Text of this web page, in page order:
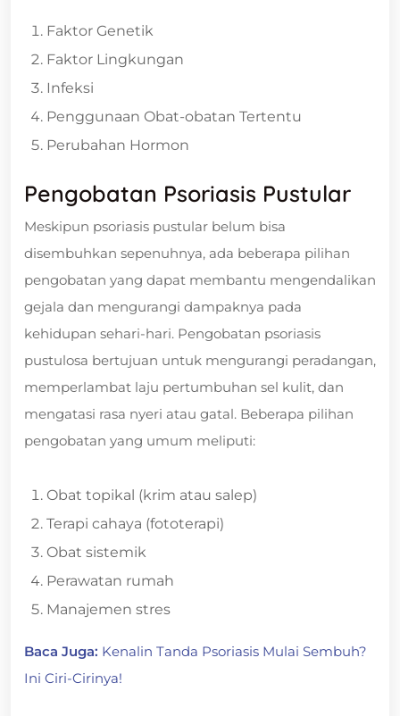
Faktor Genetik
Faktor Lingkungan
Infeksi
Penggunaan Obat-obatan Tertentu
Perubahan Hormon
Pengobatan Psoriasis Pustular
Meskipun psoriasis pustular belum bisa
disembuhkan sepenuhnya, ada beberapa pilihan
pengobatan yang dapat membantu mengendalikan
gejala dan mengurangi dampaknya pada
kehidupan sehari-hari. Pengobatan psoriasis
pustulosa bertujuan untuk mengurangi peradangan,
memperlambat laju pertumbuhan sel kulit, dan
mengatasi rasa nyeri atau gatal. Beberapa pilihan
pengobatan yang umum meliputi:
Obat topikal (krim atau salep)
Terapi cahaya (fototerapi)
Obat sistemik
Perawatan rumah
Manajemen stres
Baca Juga: Kenalin Tanda Psoriasis Mulai Sembuh?
Ini Ciri-Cirinya!